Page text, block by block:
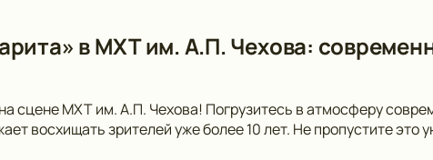
в МХТ им. А.П. Чехова:
сцене МХТ им. А.П. Чехова! Погрузитесь в атмосферу
восхищать зрителей уже более 10 лет. Не пропустите это